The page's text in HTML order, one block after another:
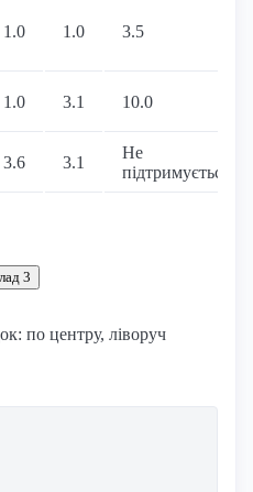
1.0 1.0 3.5
1.0 3.1 10.0
3.6 3.1
Не
підтримується
3
по центру, ліворуч